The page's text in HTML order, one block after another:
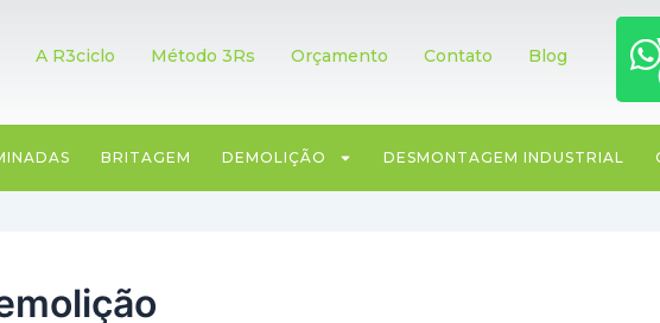
HOME A R3CICLO MÉTODO 3RS OBRAS CLIENTES
A R3ciclo Método 3Rs Orçamento Contato Blog
BRITAGEM DEMOLIÇÃO DESMONTAGEM INDUSTRIAL